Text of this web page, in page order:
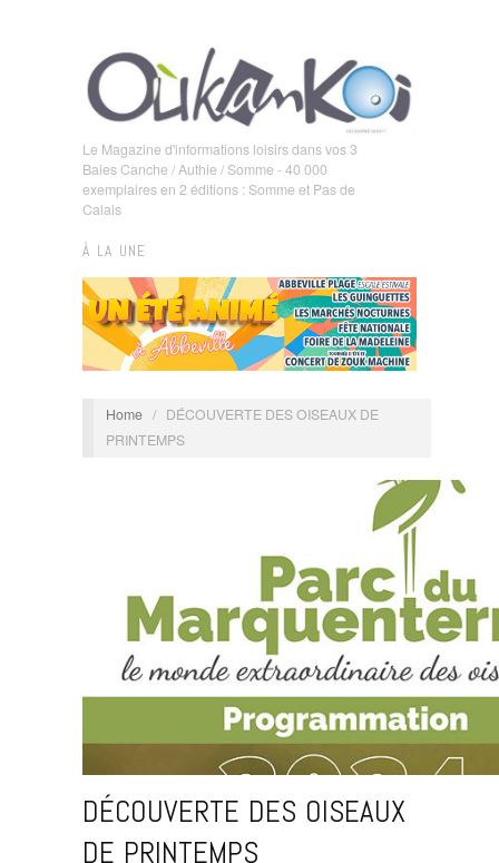
Le Magazine d'informations loisirs dans vos 3
Baies Canche / Authie / Somme - 40 000
exemplaires en 2 éditions : Somme et Pas de
Calais
À LA UNE
Home / DÉCOUVERTE DES OISEAUX DE
PRINTEMPS
DÉCOUVERTE DES OISEAUX
DE PRINTEMPS